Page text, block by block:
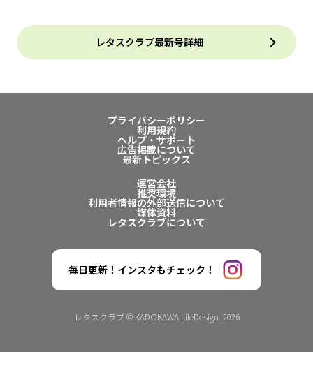
レタスクラブ最新号詳細
プライバシーポリシー
利用規約
ヘルプ・サポート
広告掲載について
最新トピックス
運営会社
推奨環境
利用者情報の外部送信について
媒体資料
レタスクラブについて
毎日更新！インスタもチェック！
レタスクラブ © KADOKAWA LifeDesign. 2026